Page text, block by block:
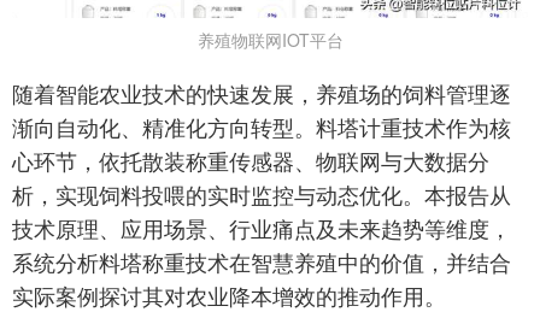
养殖物联网IOT平台
随着智能农业技术的快速发展，养殖场的饲料管理逐
渐向自动化、精准化方向转型。料塔计重技术作为核
心环节，依托散装称重传感器、物联网与大数据分
析，实现饲料投喂的实时监控与动态优化。本报告从
技术原理、应用场景、行业痛点及未来趋势等维度，
系统分析料塔称重技术在智慧养殖中的价值，并结合
实际案例探讨其对农业降本增效的推动作用。